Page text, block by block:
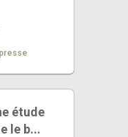
étude
le b...